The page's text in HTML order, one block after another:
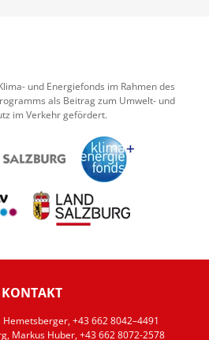
und Energiefonds im Rahmen des
als Beitrag zum Umwelt- und
im Verkehr gefördert.
KONTAKT
+43 662 8042–4491
Markus Huber, +43 662 8072-2578